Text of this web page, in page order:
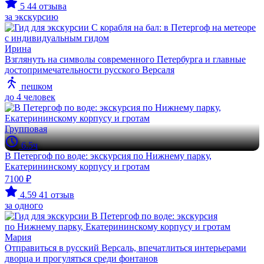
5 44 отзыва
за экскурсию
Ирина
Взглянуть на символы современного Петербурга и главные
достопримечательности русского Версаля
пешком
до 4 человек
Групповая
6.5ч
В Петергоф по воде: экскурсия по Нижнему парку,
Екатерининскому корпусу и гротам
7100 ₽
4.59 41 отзыв
за одного
Мария
Отправиться в русский Версаль, впечатлиться интерьерами
дворца и прогуляться среди фонтанов